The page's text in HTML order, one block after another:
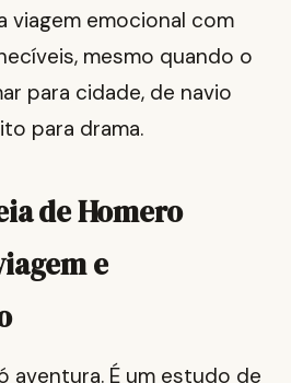
viagem emocional com
mesmo quando o
para cidade, de navio
para drama.
de Homero
e
aventura. É um estudo de